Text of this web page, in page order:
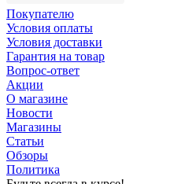
Покупателю
Условия оплаты
Условия доставки
Гарантия на товар
Вопрос-ответ
Акции
О магазине
Новости
Магазины
Статьи
Обзоры
Политика